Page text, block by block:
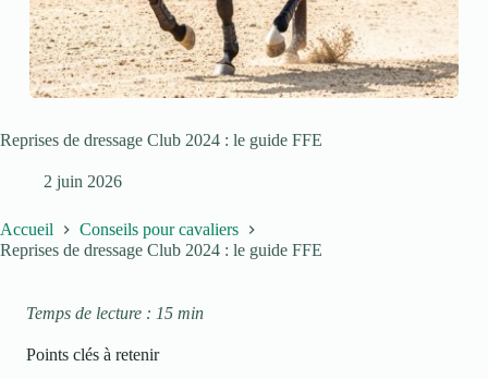
Reprises de dressage Club 2024 : le guide FFE
2 juin 2026
Accueil
Conseils pour cavaliers
Reprises de dressage Club 2024 : le guide FFE
Temps de lecture : 15 min
Points clés à retenir